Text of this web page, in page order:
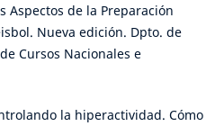
Aspectos de la Preparación
Nueva edición. Dpto. de
Cursos Nacionales e
la hiperactividad. Cómo